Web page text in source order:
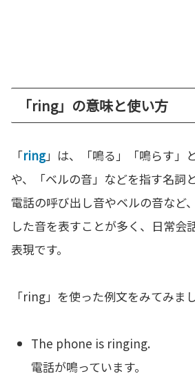
「ring」の意味と使い方
「ring」は、「鳴る」「鳴らす」
や、「ベルの音」などを指す名詞
電話の呼び出し音やベルの音など
した音を表すことが多く、日常会
表現です。
「ring」を使った例文をみてみま
The phone is ringing.
電話が鳴っています。